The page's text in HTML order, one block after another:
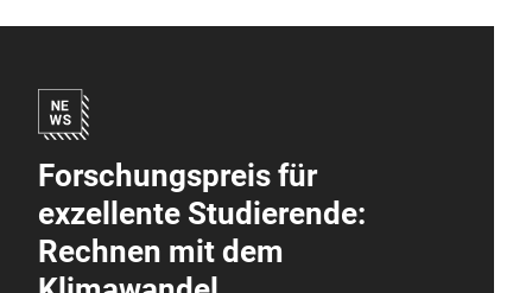
Forschungspreis für
exzellente Studierende:
Rechnen mit dem